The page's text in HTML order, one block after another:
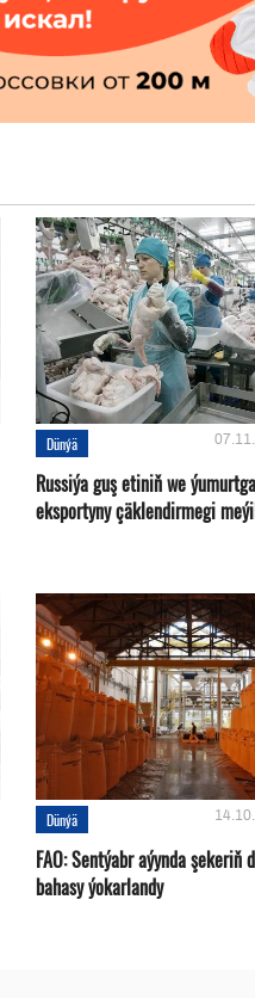
Dünýä
Russiýa guş etiniň we
eksportyny çäklendirmegi
Dünýä
FAO: Sentýabr aýynda şekeriň
bahasy ýokarlandy